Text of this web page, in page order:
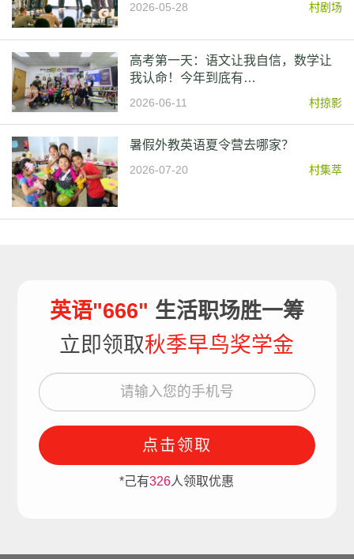
2026-05-28 村剧场
高考第一天：语文让我自信，数学让
我认命！今年到底有…
2026-06-11 村掠影
暑假外教英语夏令营去哪家？
2026-07-20 村集萃
英语"666" 生活职场胜一筹
立即领取秋季早鸟奖学金
点击领取
*己有326人领取优惠